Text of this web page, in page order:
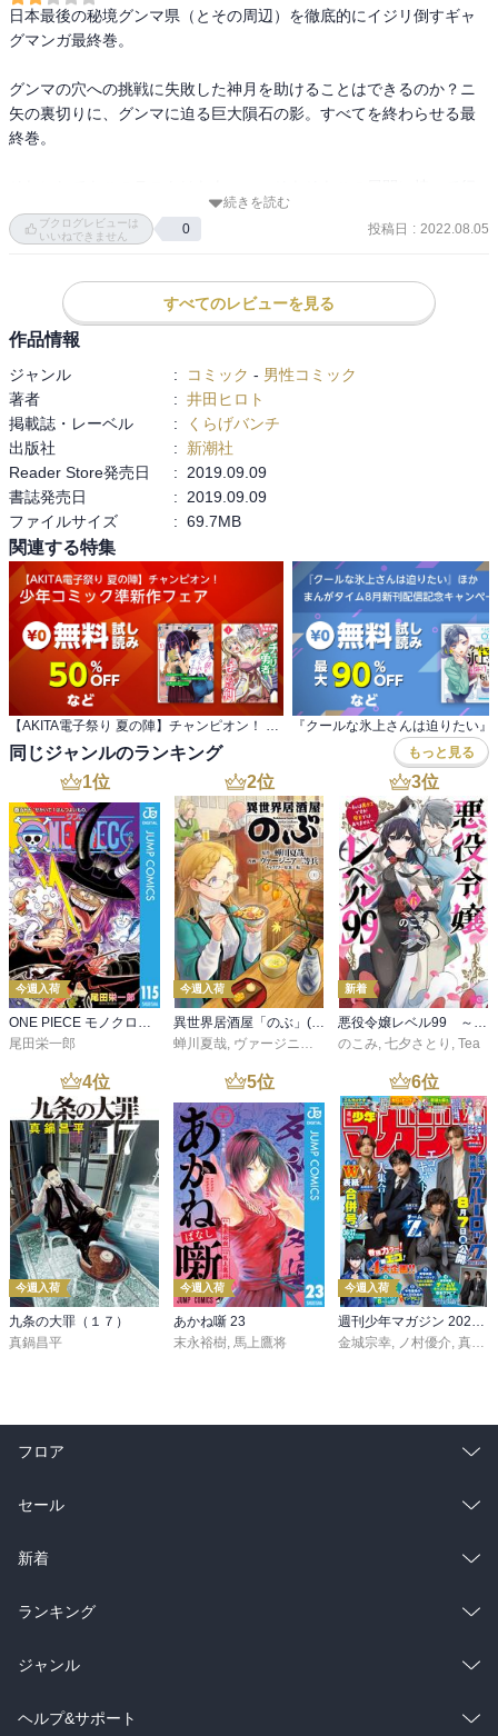
日本最後の秘境グンマ県（とその周辺）を徹底的にイジリ倒すギャ
グマンガ最終巻。
グンマの穴への挑戦に失敗した神月を助けることはできるのか？ニ
矢の裏切りに、グンマに迫る巨大隕石の影。すべてを終わらせる最
終巻。
ったことの是非は置いておいたとしても、一年間グンマで学生やっ
ててそれを知らないわけがなかろうよ。確かにそのネタを本編では
本作の最後の方は、ストーリーと単独話のバランスが微妙になり、
それに合わせてストーリーも単独話のキレも悪くなっていった感
ほとんど出ないうえ、それまでの脈略がなさ過ぎて流れに乗れなか
った。
続きを読む
ブクログレビューは
いいねできません
0 投稿日 : 2022.08.05
すべてのレビューを見る
作品情報
ジャンル : コミック - 男性コミック
著者
: 井田ヒロト
掲載誌・レーベル
:
くらげバンチ
出版社
:
新潮社
Reader Store発売日
:
2019.09.09
書誌発売日
:
2019.09.09
ファイルサイズ
: 69.7MB
関連する特集
【AKITA電子祭り 夏の陣】チャンピオン！ 少年コミック準新作フェア
同じジャンルのランキング もっと見る
1位
今週入荷
尾田栄一郎
2位
今週入荷
蝉川夏哉 ヴァージニア二等兵 ,転
3位
新着
のこみ 七夕さとり Tea
4位
今週入荷
九条の大罪（１７）
真鍋昌平
5位
今週入荷
あかね噺 23
末永裕樹, 馬上鷹将
6位
今週入荷
週刊少年マガジン 2026年36・37号[2026年8月5日発売]
金城宗幸, ノ村優介, 真島ヒロ
フロア
総合
ラノベ
雑誌・グラビア
BL・TL
セール
総合
ラノベ
雑誌・グラビア
BL・TL
新着
総合
ラノベ
雑誌・グラビア
ランキング
総合
ラノベ
ジャンル
コミック
ヘルプ&サポート